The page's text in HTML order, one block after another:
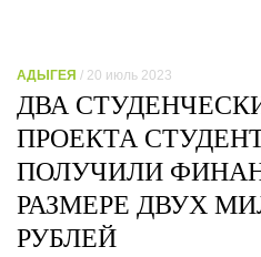
АДЫГЕЯ / 20 июль 2023
ДВА
ПРОЕКТА
ПОЛУЧИЛИ
РАЗМЕРЕ ДВУХ
РУБЛЕЙ